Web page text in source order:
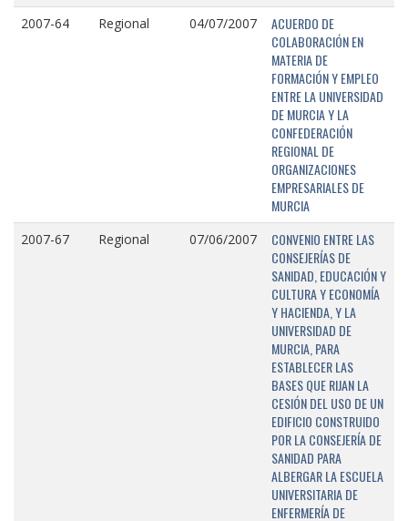
2007-64 Regional 04/07/2007
ACUERDO DE
COLABORACIÓN EN
MATERIA DE
FORMACIÓN Y EMPLEO
ENTRE LA UNIVERSIDAD
DE MURCIA Y LA
CONFEDERACIÓN
REGIONAL DE
ORGANIZACIONES
EMPRESARIALES DE
MURCIA
2007-67 Regional 07/06/2007
CONVENIO ENTRE LAS
CONSEJERÍAS DE
SANIDAD, EDUCACIÓN Y
CULTURA Y ECONOMÍA
Y HACIENDA, Y LA
UNIVERSIDAD DE
MURCIA, PARA
ESTABLECER LAS
BASES QUE RIJAN LA
CESIÓN DEL USO DE UN
EDIFICIO CONSTRUIDO
POR LA CONSEJERÍA DE
SANIDAD PARA
ALBERGAR LA ESCUELA
UNIVERSITARIA DE
ENFERMERÍA DE